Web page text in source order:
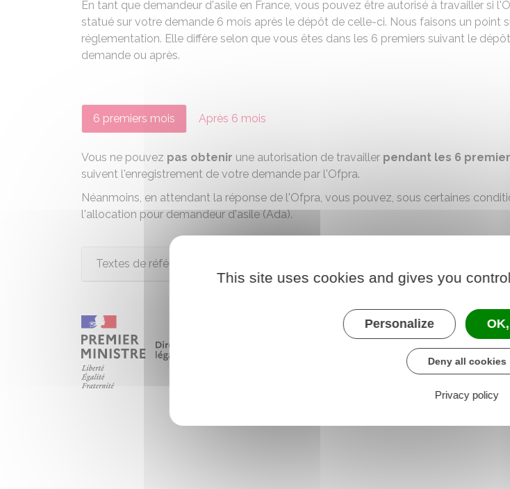
En tant que demandeur d'asile en France, vous pouvez être autorisé à travailler si l'
statué sur votre demande 6 mois après le dépôt de celle-ci. Nous faisons un point
réglementation. Elle diffère selon que vous êtes dans les 6 premiers suivant le
demande ou après.
6 premiers mois Après 6 mois
Vous ne pouvez pas obtenir une autorisation de travailler pendant les 6
suivent l'enregistrement de votre demande par l'Ofpra.
Néanmoins, en attendant la réponse de l'Ofpra, vous pouvez, sous certaines
l'allocation pour demandeur d'asile (Ada).
Textes de référence
This site uses cookies and gives you
Personalize
Deny all cookies
Privacy policy